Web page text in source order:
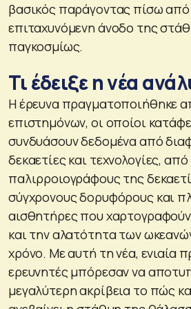
βασικός παράγοντας πίσω
επιταχυνόμενη άνοδο της
παγκοσμίως.
Τι έδειξε η νέα
Η έρευνα πραγματοποιήθηκε
επιστημόνων, οι οποίοι
συνδυάσουν δεδομένα από
δεκαετίες και τεχνολογίες, από
παλιρροιογράφους της
σύγχρονους δορυφόρους και
αισθητήρες που
και την αλατότητα των
χρόνο. Με αυτή τη νέα, ενιαία
ερευνητές μπόρεσαν να
μεγαλύτερη ακρίβεια το πώς